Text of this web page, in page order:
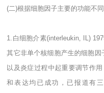
(二)根据细胞因子主要的功能不
1. 白细胞介素(interleukin, IL)
其它非单个核细胞产生的细胞
以及炎症过程中起重要调节作
和表达均已成功，已报道有